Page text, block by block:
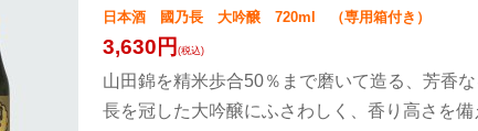
日本酒 國乃長 大吟醸 720ml （専用箱付き）
3,630円 (税込)
山田錦を精米歩合50％まで磨いて造る、芳香
長を冠した大吟醸にふさわしく、香り高さを